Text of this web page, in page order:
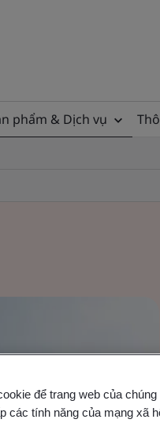
phẩm & Dịch vụ
để trang web của
các tính năng của mạng xã